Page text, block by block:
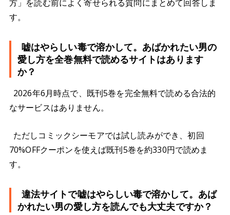
方」を読む前によく寄せられる質問にまとめて回答しま
す。
嘘はやらしい毒で溶かして。あばかれたい男の
愛し方を全巻無料で読めるサイトはあります
か？
2026年6月時点で、既刊5巻を完全無料で読める合法的
なサービスはありません。
ただしコミックシーモアでは試し読みができ、初回
70%OFFクーポンを使えば既刊5巻を約330円で読めま
す。
違法サイトで嘘はやらしい毒で溶かして。あば
かれたい男の愛し方を読んでも大丈夫ですか？